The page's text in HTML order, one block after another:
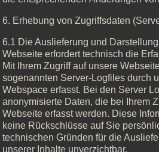
6. Erhebung von Zugriffsdaten
6.1 Die Auslieferung und
Webseite erfordert technisch die
Mit Ihrem Zugriff auf unsere
sogenannten Server-Logfiles durch
Webspace erfasst. Bei den Server
anonymisierte Daten, die bei Ihrem
Webseite erfasst werden. Diese
keine Rückschlüsse auf Sie
technischen Gründen für die
unserer Inhalte unverzichtbar.